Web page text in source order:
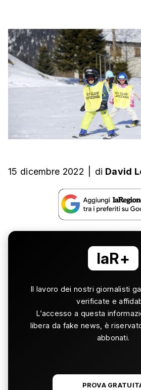
15 dicembre 2022 di David
laR+
Il lavoro dei nostri giornalisti
verificate e
L’accesso a questa
libera da fake news, è
abbonati.
PROVA